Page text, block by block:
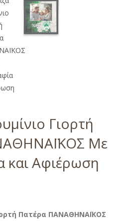
Γιορτή
Με
Αφιέρωση
Πατέρα ΠΑΝΑΘΗΝΑΪΚΟΣ